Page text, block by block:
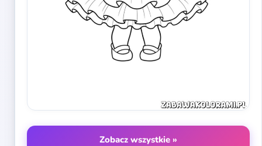
Zobacz wszystkie »